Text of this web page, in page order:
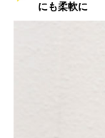
にも柔軟に